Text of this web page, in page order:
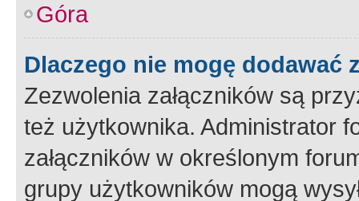
Góra
Dlaczego nie mogę dodawać
Zezwolenia załączników są
też użytkownika. Administrator
załączników w określonym
grupy użytkowników mogą